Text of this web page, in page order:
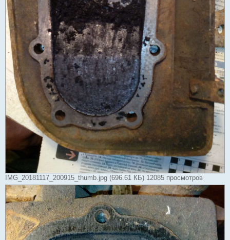
IMG_20181117_200915_thumb.jpg (696.61 КБ) 12085 просмотров